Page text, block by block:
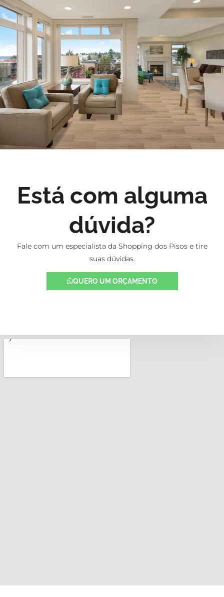
Está com alguma
dúvida?
Fale com um especialista da Shopping dos Pisos e tire
suas dúvidas.
QUERO UM ORÇAMENTO